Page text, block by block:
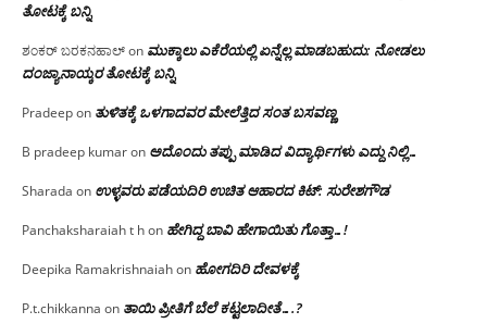
ತೋಟಕ್ಕೆ ಬನ್ನಿ
ಶಂಕರ್ ಬರಕನಹಾಲ್on ಮುಕ್ಕಾಲು ಎಕೆರೆಯಲ್ಲಿ ಏನ್ನೆಲ್ಲ‌ ಮಾಡಬಹುದು: ನೋಡಲು
ದಂಜ್ಯಾನಾಯ್ಕರ ತೋಟಕ್ಕೆ ಬನ್ನಿ
Pradeepon ತುಳಿತಕ್ಕೆ ಒಳಗಾದವರ ಮೇಲೆತ್ತಿದ ಸಂತ ಬಸವಣ್ಣ
B pradeep kumaron ಅದೊಂದು ತಪ್ಪು ಮಾಡಿದ ವಿದ್ಯಾರ್ಥಿಗಳು ಎದ್ದು ನಿಲ್ಲಿ…
Sharada on ಉಳ್ಳವರು ಪಡೆಯದಿರಿ ಉಚಿತ ಆಹಾರದ ಕಿಟ್: ಸುರೇಶಗೌಡ
Panchaksharaiah t hon ಹೇಗಿದ್ದ ಬಾವಿ ಹೇಗಾಯಿತು ಗೊತ್ತಾ…!
Deepika Ramakrishnaiahon ಹೋಗದಿರಿ ದೇವಳಕ್ಕೆ
P.t.chikkanna on ತಾಯಿ ಪ್ರೀತಿಗೆ ಬೆಲೆ ಕಟ್ಟಲಾದೀತೆ….?